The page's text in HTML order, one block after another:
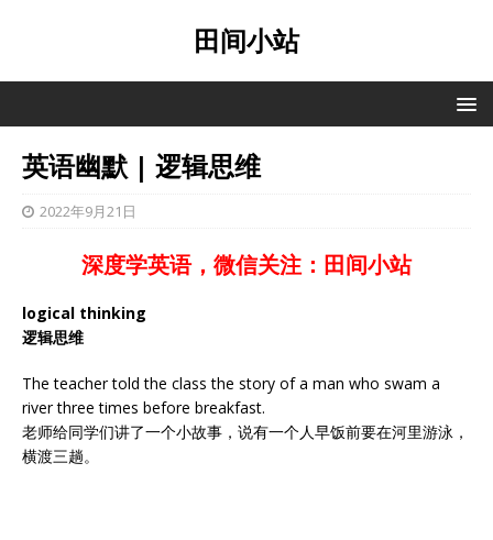
田间小站
英语幽默 | 逻辑思维
2022年9月21日
深度学英语，微信关注：田间小站
logical thinking
逻辑思维
The teacher told the class the story of a man who swam a
river three times before breakfast.
老师给同学们讲了一个小故事，说有一个人早饭前要在河里游泳，
横渡三趟。